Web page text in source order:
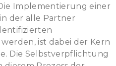
Implementierung einer
der alle Partner
ist dabei der Kern
Die Selbstverpflichtung